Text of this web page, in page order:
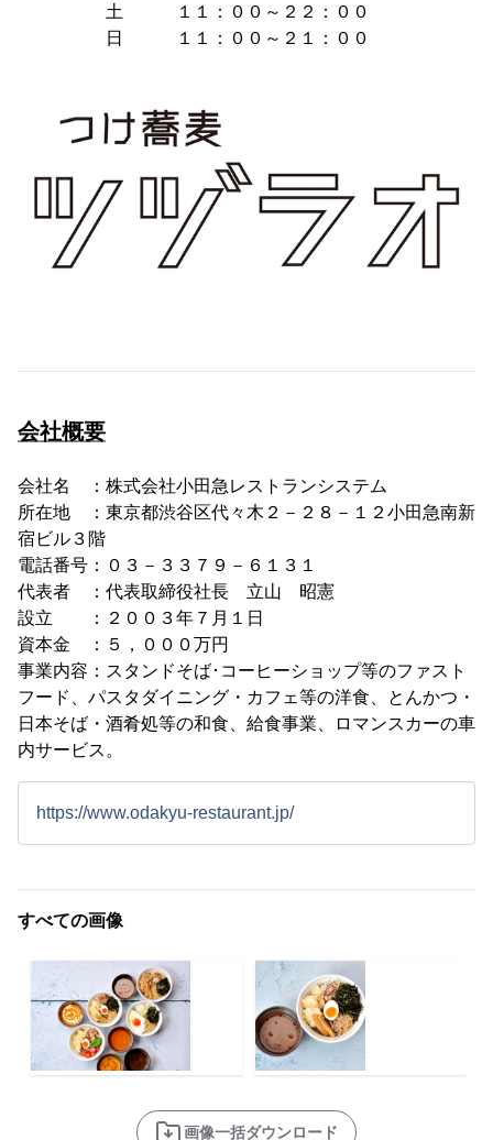
土 １１：００～２２：００
日 １１：００～２１：００
会社概要
会社名 ：株式会社小田急レストランシステム
所在地 ：東京都渋谷区代々木２－２８－１２小田急南新
宿ビル３階
電話番号：０３－３３７９－６１３１
代表者 ：代表取締役社長 立山 昭憲
設立 ：２００３年７月１日
資本金 ：５，０００万円
事業内容：スタンドそば･コーヒーショップ等のファスト
フード、パスタダイニング・カフェ等の洋食、とんかつ・
日本そば・酒肴処等の和食、給食事業、ロマンスカーの車
内サービス。
https://www.odakyu-restaurant.jp/
すべての画像
画像一括ダウンロード